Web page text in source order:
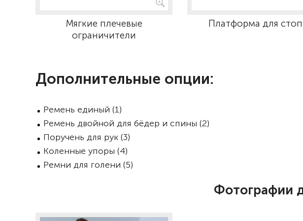
Мягкие плечевые
ограничители
Платформа для стоп
Дополнительные опции:
Ремень единый (1)
Ремень двойной для бёдер и спины (2)
Поручень для рук (3)
Коленные упоры (4)
Ремни для голени (5)
Фотографии